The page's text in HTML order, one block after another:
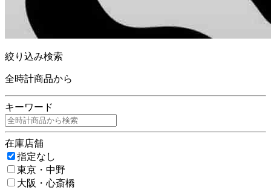
絞り込み検索
全時計商品から
キーワード
在庫店舗
指定なし
東京・中野
大阪・心斎橋